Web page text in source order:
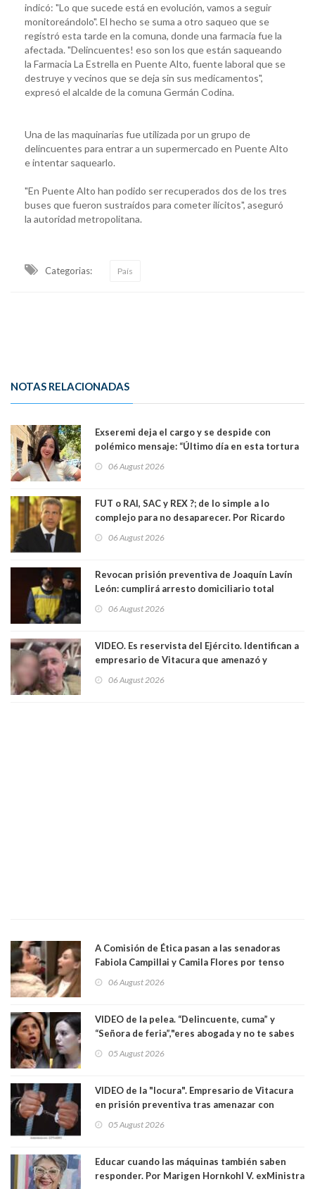
indicó: "Lo que sucede está en evolución, vamos a seguir
monitoreándolo". El hecho se suma a otro saqueo que se
registró esta tarde en la comuna, donde una farmacia fue la
afectada. "Delincuentes! eso son los que están saqueando
la Farmacia La Estrella en Puente Alto, fuente laboral que se
destruye y vecinos que se deja sin sus medicamentos",
expresó el alcalde de la comuna Germán Codina.
Una de las maquinarias fue utilizada por un grupo de
delincuentes para entrar a un supermercado en Puente Alto
e intentar saquearlo.
"En Puente Alto han podido ser recuperados dos de los tres
buses que fueron sustraídos para cometer ilícitos", aseguró
la autoridad metropolitana.
Categorias: País
NOTAS RELACIONADAS
Exseremi deja el cargo y se despide con
polémico mensaje: “Último día en esta tortura
06 August 2026
FUT o RAI, SAC y REX ?; de lo simple a lo
complejo para no desaparecer. Por Ricardo
06 August 2026
Revocan prisión preventiva de Joaquín Lavín
León: cumplirá arresto domiciliario total
06 August 2026
VIDEO. Es reservista del Ejército. Identifican a
empresario de Vitacura que amenazó y
al "ring raja". Se trata de Andrés Arrieta y la
06 August 2026
A Comisión de Ética pasan a las senadoras
Fabiola Campillai y Camila Flores por tenso
06 August 2026
VIDEO de la pelea. “Delincuente, cuma” y
“Señora de feria”,"eres abogada y no te sabes
senadoras Camila Flores y Fabiola Campillai en
05 August 2026
VIDEO de la "locura". Empresario de Vitacura
en prisión preventiva tras amenazar con
Los persiguió en potente camioneta
05 August 2026
Educar cuando las máquinas también saben
responder. Por Marigen Hornkohl V. exMinistra